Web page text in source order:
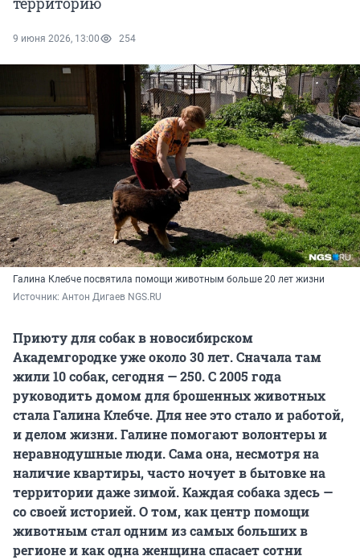
9 июня 2026, 13:00 254
Галина Клебче посвятила помощи животным больше 20 лет жизни
Источник: Антон Дигаев NGS.RU
Приюту для собак в новосибирском
Академгородке уже около 30 лет. Сначала там
жили 10 собак, сегодня — 250. С 2005 года
руководить домом для брошенных животных
стала Галина Клебче. Для нее это стало и работой,
и делом жизни. Галине помогают волонтеры и
неравнодушные люди. Сама она, несмотря на
наличие квартиры, часто ночует в бытовке на
территории даже зимой. Каждая собака здесь —
со своей историей. О том, как центр помощи
животным стал одним из самых больших в
регионе и как одна женщина спасает сотни